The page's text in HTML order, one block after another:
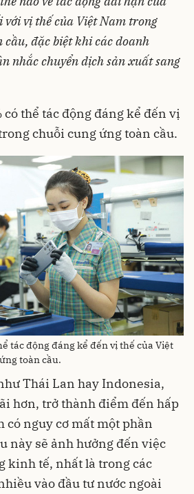
với vị thế của Việt Nam trong
cầu, đặc biệt khi các doanh
nhắc chuyển dịch sản xuất sang
thể tác động đáng kể đến vị
chuỗi cung ứng toàn cầu.
tác động đáng kể đến vị thế của Việt
toàn cầu.
Thái Lan hay Indonesia,
hơn, trở thành điểm đến hấp
có nguy cơ mất một phần
này sẽ ảnh hưởng đến việc
kinh tế, nhất là trong các
vào đầu tư nước ngoài